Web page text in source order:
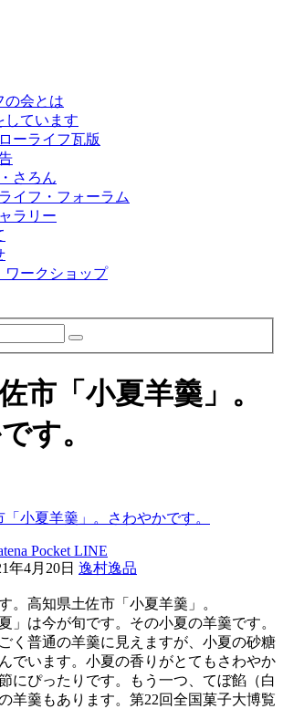
の会とは
しています
ーライフ瓦版
さろん
イフ・フォーラム
ラリー
ワークショップ
市「小夏羊羹」。
す。
小夏羊羹」。さわやかです。
Pocket LINE
年4月20日 逸村逸品
。高知県土佐市「小夏羊羹」。
」は今が旬です。その小夏の羊羹です。
く普通の羊羹に見えますが、小夏の砂糖
でいます。小夏の香りがとてもさわやか
にぴったりです。もう一つ、てぼ餡（白
羊羹もあります。第22回全国菓子大博覧